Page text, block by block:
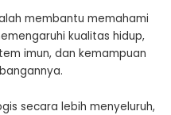
membantu memahami
kualitas hidup,
imun, dan kemampuan
secara lebih menyeluruh,